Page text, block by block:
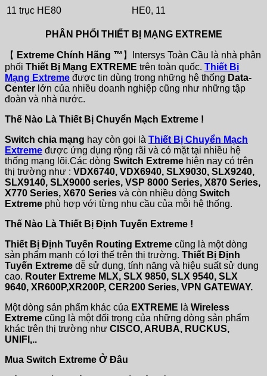
11 trục HE80
HE0, 11
PHÂN PHỐI THIẾT BỊ MẠNG EXTREME
【 Extreme Chính Hãng ™ 】Intersys Toàn Cầu là nhà phân
phối Thiết Bị Mạng EXTREME trên toàn quốc. Thiết Bị
Mạng Extreme được tin dùng trong những hệ thống Data-
Center lớn của nhiều doanh nghiệp cũng như những tập
đoàn và nhà nước.
Thế Nào Là Thiết Bị Chuyển Mạch Extreme !
Switch chia mạng hay còn gọi là Thiết Bị Chuyển Mạch
Extreme được ứng dụng rộng rãi và có mặt tại nhiều hệ
thống mạng lõi.Các dòng Switch Extreme hiện nay có trên
thị trường như : VDX6740, VDX6940, SLX9030, SLX9240,
SLX9140, SLX9000 series, VSP 8000 Series, X870 Series,
X770 Series, X670 Series và còn nhiều dòng Switch
Extreme phù hợp với từng nhu cầu của mỗi hệ thống.
Thế Nào Là Thiết Bị Định Tuyến Extreme !
Thiết Bị Định Tuyến Routing Extreme cũng là một dòng
sản phẩm mạnh có lợi thế trên thị trường. Thiết Bị Định
Tuyến Extreme dễ sử dụng, tính năng và hiệu suất sử dụng
cao. Router Extreme MLX, SLX 9850, SLX 9540, SLX
9640, XR600P,XR200P, CER200 Series, VPN GATEWAY.
Một dòng sản phẩm khác của EXTREME là Wireless
Extreme cũng là một đối trọng của những dòng sản phẩm
khác trên thị trường như CISCO, ARUBA, RUCKUS,
UNIFI,..
Mua Switch Extreme Ở Đâu